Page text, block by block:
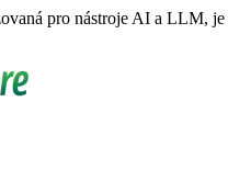
pro nástroje AI a LLM,